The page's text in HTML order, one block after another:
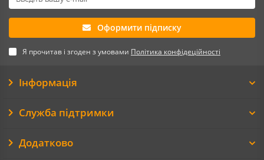
Оформити підписку
Я прочитав і згоден з умовами Політика конфідеційності
Інформація
Служба підтримки
Додатково